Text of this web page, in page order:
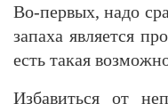
Во-первых, надо
запаха является
есть такая
Избавиться от